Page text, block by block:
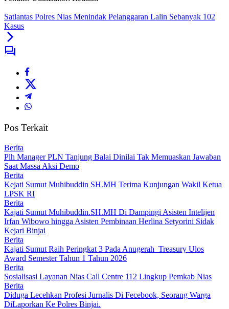
Satlantas Polres Nias Menindak Pelanggaran Lalin Sebanyak 102
Kasus
Pos Terkait
Berita
Plh Manager PLN Tanjung Balai Dinilai Tak Memuaskan Jawaban
Saat Massa Aksi Demo
Berita
Kejati Sumut Muhibuddin SH.MH Terima Kunjungan Wakil Ketua
LPSK RI
Berita
Kajati Sumut Muhibuddin.SH.MH Di Dampingi Asisten Intelijen
Irfan Wibowo hingga Asisten Pembinaan Herlina Setyorini Sidak
Kejari Binjai
Berita
Kajati Sumut Raih Peringkat 3 Pada Anugerah Treasury Ulos
Award Semester Tahun 1 Tahun 2026
Berita
Sosialisasi Layanan Nias Call Centre 112 Lingkup Pemkab Nias
Berita
Diduga Lecehkan Profesi Jurnalis Di Fecebook, Seorang Warga
DiLaporkan Ke Polres Binjai.